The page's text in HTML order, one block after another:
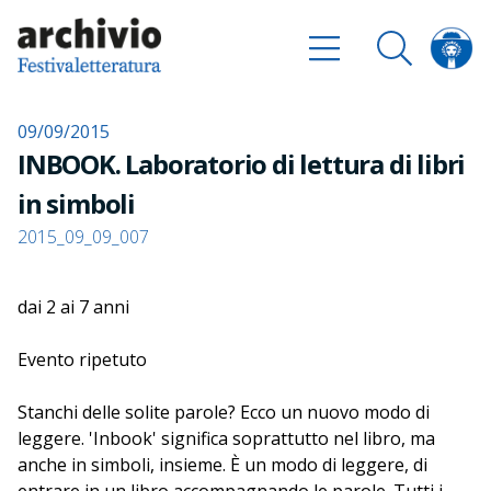
09/09/2015
INBOOK. Laboratorio di lettura di libri
in simboli
2015_09_09_007
dai 2 ai 7 anni
Evento ripetuto
Stanchi delle solite parole? Ecco un nuovo modo di
leggere. 'Inbook' significa soprattutto nel libro, ma
anche in simboli, insieme. È un modo di leggere, di